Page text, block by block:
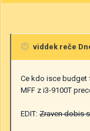
viddek reče
Ce kdo isce budget
MFF z i3-9100T
EDIT: Zraven dobis